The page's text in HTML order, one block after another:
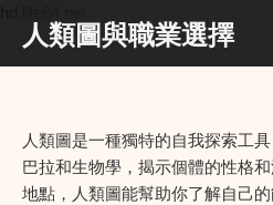
人類圖與職業選擇
人類圖是一種獨特的自我探索工
巴拉和生物學，揭示個體的性格
地點，人類圖能幫助你了解自己